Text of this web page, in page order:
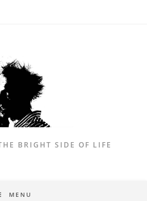
BRIGHT SIDE OF LIFE
MENU